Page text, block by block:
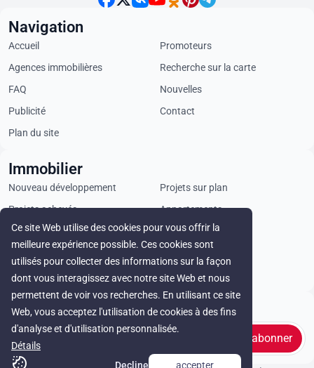
Ce site Web utilise des cookies pour vous offrir la
meilleure expérience possible. Ces cookies sont
utilisés pour collecter des informations sur la façon
dont vous interagissez avec notre site Web et nous
permettent de voir vos recherches. En utilisant ce site
Web, vous acceptez l'utilisation de cookies à des fins
d'analyse et d'utilisation personnalisée.
Détails
Decline
accepter
Stay in touch
s'abonner
Navigation
Accueil
Promoteurs
Agences immobilières
Recherche sur la carte
FAQ
Nouvelles
Publicité
Contact
Plan du site
Immobilier
Nouveau développement
Projets sur plan
Projets achevés
Appartements
Penthouses
Villas
Propriétés commerciales
Loyer